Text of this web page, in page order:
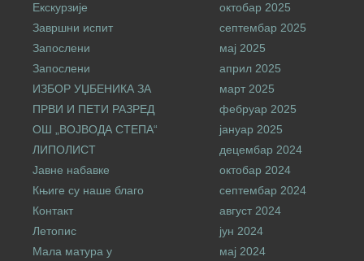
Екскурзије
Завршни испит
Запослени
Запослени
ИЗБОР УЏБЕНИКА ЗА
ПРВИ И ПЕТИ РАЗРЕД
ОШ „ВОЈВОДА СТЕПА“
ЛИПОЛИСТ
Јавне набавке
Књиге су наше благо
Контакт
Летопис
Мала матура у
октобар 2025
септембар 2025
мај 2025
април 2025
март 2025
фебруар 2025
јануар 2025
децембар 2024
октобар 2024
септембар 2024
август 2024
јун 2024
мај 2024